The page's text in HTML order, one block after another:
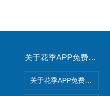
关于花季APP免费下载